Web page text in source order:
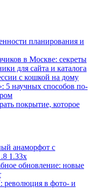
планирования и
в Москве: секреты
для сайта и каталога
с кошкой на дому
5 научных способов по-
покрытие, которое
анаморфот с
1.33x
обновление: новые
революция в фото- и